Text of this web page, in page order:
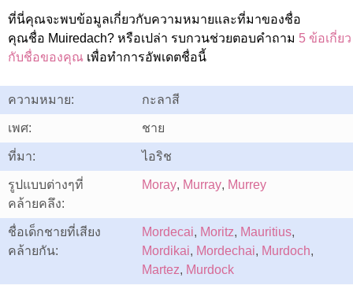
ที่นี่คุณจะพบข้อมูลเกี่ยวกับความหมายและที่มาของชื่อ
คุณชื่อ Muiredach? หรือเปล่า รบกวนช่วยตอบคำถาม 5 ข้อเกี่ยว
กับชื่อของคุณ เพื่อทำการอัพเดตชื่อนี้
ความหมาย: กะลาสี
เพศ: ชาย
ที่มา: ไอริช
รูปแบบต่างๆที่
คล้ายคลึง:
Moray, Murray, Murrey
ชื่อเด็กชายที่เสียง
คล้ายกัน:
Mordecai, Moritz, Mauritius,
Mordikai, Mordechai, Murdoch,
Martez, Murdock